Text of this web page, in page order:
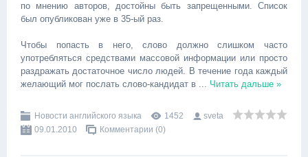
по мнению авторов, достойны быть запрещенными. Список
был опубликован уже в 35-ый раз.
Чтобы попасть в него, слово должно слишком часто
употребляться средствами массовой информации или просто
раздражать достаточное число людей. В течение года каждый
желающий мог послать слово-кандидат в ... Читать дальше »
Новости английского языка 1452
sveta
09.01.2010
Комментарии (0)